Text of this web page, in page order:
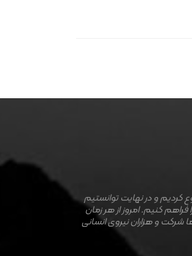
کردیم و در نهایت توانستیم
کنیم. امروز از هر زمان
شرکت و هزاران نیروی انسانی